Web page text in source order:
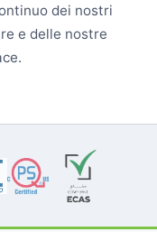
dei nostri
e delle nostre